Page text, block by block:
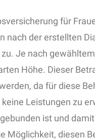
für
nach der erstellten
Je nach
Höhe. Dieser
da für diese
Leistungen zu
ist und
Möglichkeit, diesen